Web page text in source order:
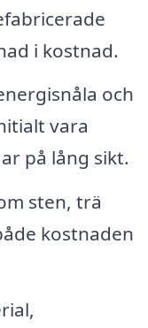
i kostnad.
och
vara
på lång sikt.
sten, trä
kostnaden